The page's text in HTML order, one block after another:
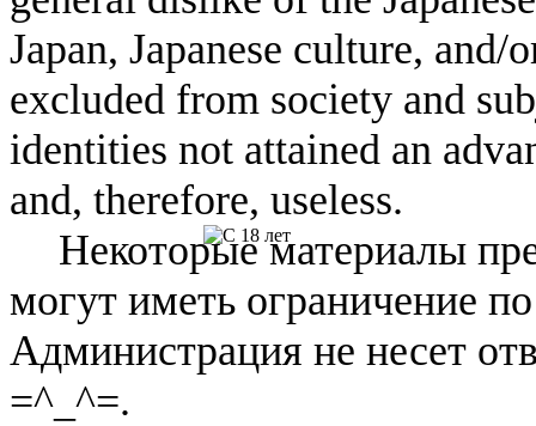
Japan, Japanese culture, and/
excluded from society and
identities not attained an
and, therefore, useless.
Некоторые материалы
могут иметь ограничение
Администрация не несет
=^_^=.